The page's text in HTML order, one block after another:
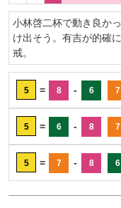
小林啓二杯で動き良か
け出そう。有吉が的確
戒。
5 = 8 - 6 7
5 = 6 - 8 7
5 = 7 - 8 6